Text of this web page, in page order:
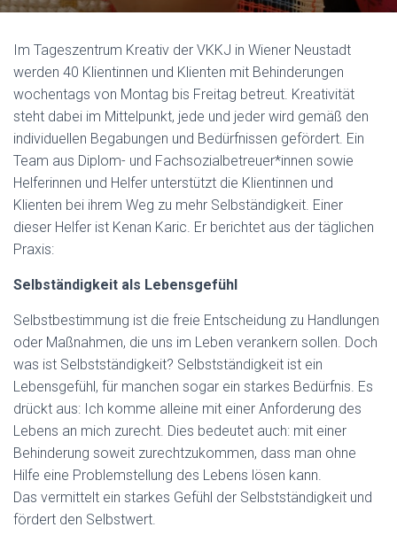
H
Im Tageszentrum Kreativ der VKKJ in Wiener Neustadt
werden 40 Klientinnen und Klienten mit Behinderungen
wochentags von Montag bis Freitag betreut. Kreativität
steht dabei im Mittelpunkt, jede und jeder wird gemäß den
individuellen Begabungen und Bedürfnissen gefördert. Ein
Team aus Diplom- und Fachsozialbetreuer*innen sowie
Helferinnen und Helfer unterstützt die Klientinnen und
Klienten bei ihrem Weg zu mehr Selbständigkeit. Einer
dieser Helfer ist Kenan Karic. Er berichtet aus der täglichen
Praxis:
Selbständigkeit als Lebensgefühl
Selbstbestimmung ist die freie Entscheidung zu Handlungen
oder Maßnahmen, die uns im Leben verankern sollen. Doch
was ist Selbstständigkeit? Selbstständigkeit ist ein
Lebensgefühl, für manchen sogar ein starkes Bedürfnis. Es
drückt aus: Ich komme alleine mit einer Anforderung des
Lebens an mich zurecht. Dies bedeutet auch: mit einer
Behinderung soweit zurechtzukommen, dass man ohne
Hilfe eine Problemstellung des Lebens lösen kann.
Das vermittelt ein starkes Gefühl der Selbstständigkeit und
fördert den Selbstwert.